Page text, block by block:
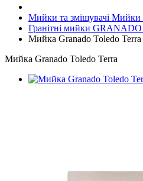
Мийки та змішувачі Мийки
Гранітні мийки GRANADO
Мийка Granado Toledo Terra
Мийка Granado Toledo Terra